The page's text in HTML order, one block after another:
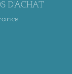
D'ACHAT